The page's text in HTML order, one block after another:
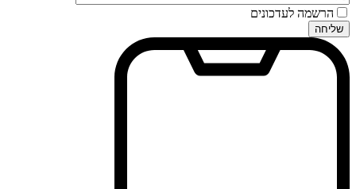
הרשמה לעדכונים
שליחה